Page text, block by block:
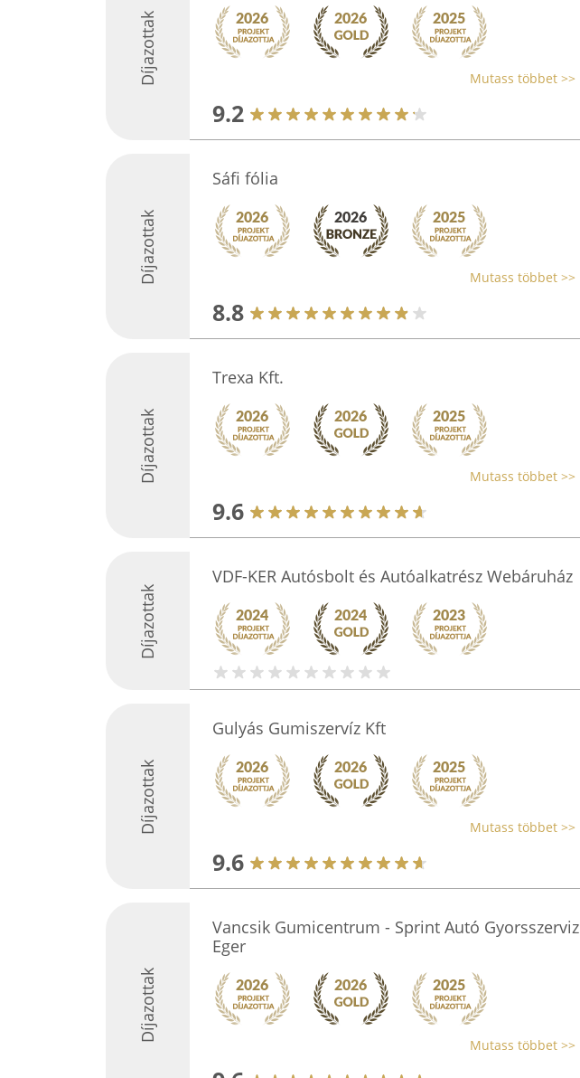
Díjazottak Mutass többet >>
9.2
Díjazottak
Sáfi fólia
Mutass többet >>
8.8
Díjazottak
Trexa Kft.
Mutass többet >>
9.6
Díjazottak
VDF-KER Autósbolt és Autóalkatrész Webáruház
Díjazottak
Gulyás Gumiszervíz Kft
Mutass többet >>
9.6
Díjazottak
Vancsik Gumicentrum - Sprint Autó Gyorsszerviz
Eger
Mutass többet >>